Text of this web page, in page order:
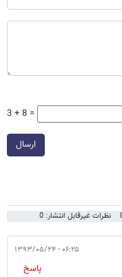
3 + 8 =
ارسال
نظرات غیرقابل انتشار: 0
۰۶:۲۵ - ۱۳۹۳/۰۵/۲۴
پاسخ